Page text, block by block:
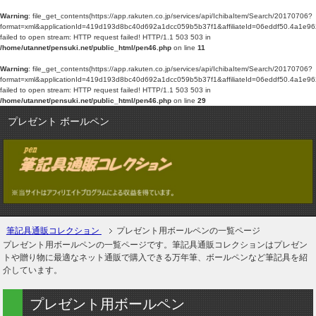
Warning: file_get_contents(https://app.rakuten.co.jp/services/api/IchibaItem/Search/20170706?
failed to open stream: HTTP request failed! HTTP/1.1 503 503 in
/home/utannet/pensuki.net/public_html/pen46.php on line 11
Warning: file_get_contents(https://app.rakuten.co.jp/services/api/IchibaItem/Search/20170706?
failed to open stream: HTTP request failed! HTTP/1.1 503 503 in
/home/utannet/pensuki.net/public_html/pen46.php on line 29
プレゼント ボールペン
筆記具通販コレクション
プレゼント用ボールペンの一覧ページ
プレゼント用ボールペンの一覧ページです。筆記具通販コレクションはプレゼン
トや贈り物に最適なネット通販で購入できる万年筆、ボールペンなど筆記具を紹
介しています。
プレゼント用ボールペン